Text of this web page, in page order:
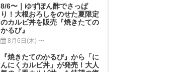
8/6〜｜ゆずぽん酢でさっぱ
り！大根おろしをのせた夏限定
のカルビ丼を販売『焼きたての
かるび』
8月6日(木) 〜
『焼きたてのかるび』から「に
んにくカルビ丼」が発売！大人